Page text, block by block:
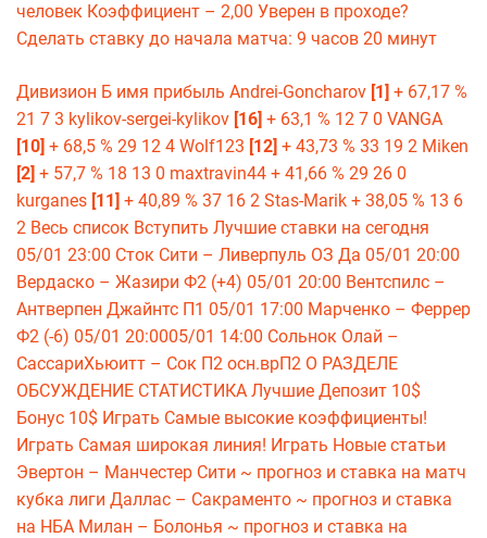
человек Коэффициент – 2,00 Уверен в проходе?
Сделать ставку до начала матча: 9 часов 20 минут
Дивизион Б имя прибыль Andrei-Goncharov [1] + 67,17 %
21 7 3 kylikov-sergei-kylikov [16] + 63,1 % 12 7 0 VANGA
[10] + 68,5 % 29 12 4 Wolf123 [12] + 43,73 % 33 19 2 Miken
[2] + 57,7 % 18 13 0 maxtravin44 + 41,66 % 29 26 0
kurganes [11] + 40,89 % 37 16 2 Stas-Marik + 38,05 % 13 6
2 Весь список Вступить Лучшие ставки на сегодня
05/01 23:00 Сток Сити – Ливерпуль ОЗ Да 05/01 20:00
Вердаско – Жазири Ф2 (+4) 05/01 20:00 Вентспилс –
Антверпен Джайнтс П1 05/01 17:00 Марченко – Феррер
Ф2 (-6) 05/01 20:0005/01 14:00 Сольнок Олай –
СассариХьюитт – Сок П2 осн.врП2 О РАЗДЕЛЕ
ОБСУЖДЕНИЕ СТАТИСТИКА Лучшие Депозит 10$
Бонус 10$ Играть Самые высокие коэффициенты!
Играть Самая широкая линия! Играть Новые статьи
Эвертон – Манчестер Сити ~ прогноз и ставка на матч
кубка лиги Даллас – Сакраменто ~ прогноз и ставка
на НБА Милан – Болонья ~ прогноз и ставка на